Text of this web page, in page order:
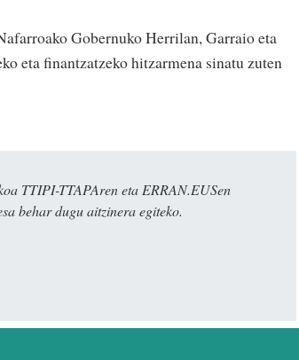
Gobernuko Herrilan, Garraio eta
eta finantzatzeko hitzarmena sinatu zuten
TTIPI-TTAPAren eta ERRAN.EUSen
behar dugu aitzinera egiteko.